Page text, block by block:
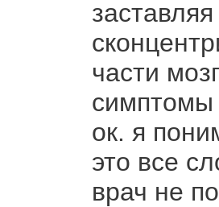
части
симптомы
ок. я
это все
врач не